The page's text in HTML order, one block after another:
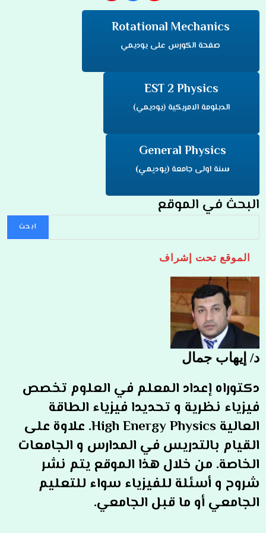
Rotational Mechanics
صفحة الكورس على يوديمي
EST 2 Physics
الدبلومة الامريكية (يوديمي)
General Physics
سنة اولى جامعة (يوديمي)
البحث في الموقع
ابحث
الموقع تحت إشراف
د/ إيهاب جمال
دكتوراه إعداد المعلم في العلوم تخصص
فيزياء نظرية و تحديدا فيزياء الطاقة
العالية High Energy Physics. علاوة على
القيام بالتدريس في المدارس و الجامعات
الخاصة. من خلال هذا الموقع يتم نشر
شروح و أسئلة للفيزياء سواء للتعليم
الجامعي أو ما قبل الجامعي.